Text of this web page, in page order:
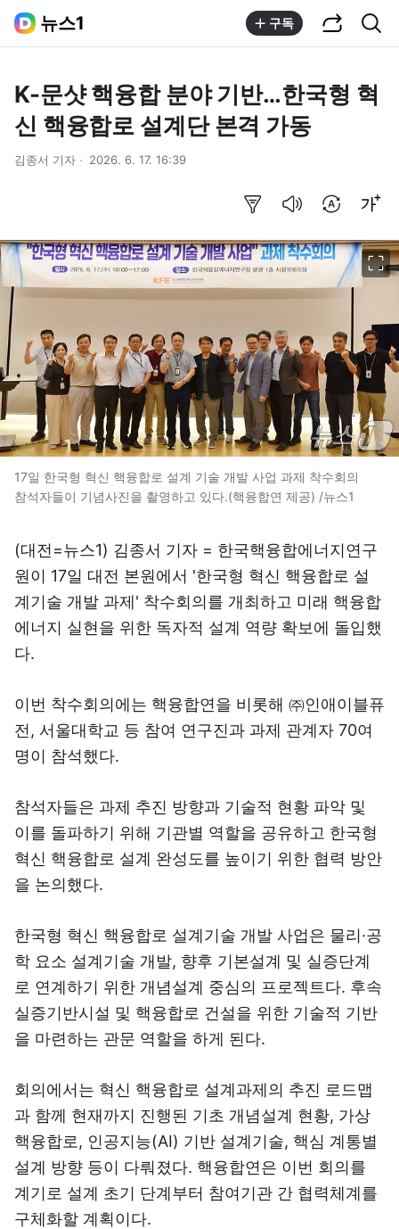
뉴스1 구독
K-문샷 핵융합 분야 기반…한국형 혁
신 핵융합로 설계단 본격 가동
김종서 기자 2026. 6. 17. 16:39
17일 한국형 혁신 핵융합로 설계 기술 개발 사업 과제 착수회의
참석자들이 기념사진을 촬영하고 있다.(핵융합연 제공) /뉴스1
(대전=뉴스1) 김종서 기자 = 한국핵융합에너지연구
원이 17일 대전 본원에서 '한국형 혁신 핵융합로 설
계기술 개발 과제' 착수회의를 개최하고 미래 핵융합
에너지 실현을 위한 독자적 설계 역량 확보에 돌입했
다.
이번 착수회의에는 핵융합연을 비롯해 ㈜인애이블퓨
전, 서울대학교 등 참여 연구진과 과제 관계자 70여
명이 참석했다.
참석자들은 과제 추진 방향과 기술적 현황 파악 및
이를 돌파하기 위해 기관별 역할을 공유하고 한국형
혁신 핵융합로 설계 완성도를 높이기 위한 협력 방안
을 논의했다.
한국형 혁신 핵융합로 설계기술 개발 사업은 물리·공
학 요소 설계기술 개발, 향후 기본설계 및 실증단계
로 연계하기 위한 개념설계 중심의 프로젝트다. 후속
실증기반시설 및 핵융합로 건설을 위한 기술적 기반
을 마련하는 관문 역할을 하게 된다.
회의에서는 혁신 핵융합로 설계과제의 추진 로드맵
과 함께 현재까지 진행된 기초 개념설계 현황, 가상
핵융합로, 인공지능(AI) 기반 설계기술, 핵심 계통별
설계 방향 등이 다뤄졌다. 핵융합연은 이번 회의를
계기로 설계 초기 단계부터 참여기관 간 협력체계를
구체화할 계획이다.